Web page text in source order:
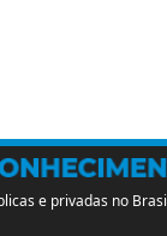
e privadas no